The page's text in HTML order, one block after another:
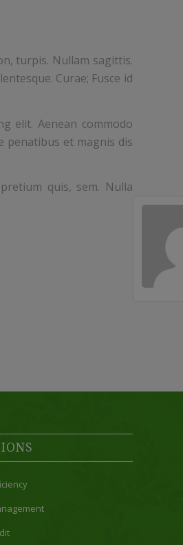
turpis. Nullam sagittis.
Curae; Fusce id
elit. Aenean commodo
penatibus et magnis dis
quis, sem. Nulla